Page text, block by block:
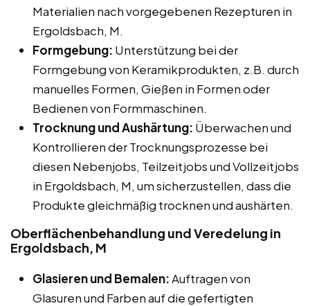
Materialien nach vorgegebenen Rezepturen in
Ergoldsbach, M.
Formgebung: Unterstützung bei der
Formgebung von Keramikprodukten, z.B. durch
manuelles Formen, Gießen in Formen oder
Bedienen von Formmaschinen.
Trocknung und Aushärtung: Überwachen und
Kontrollieren der Trocknungsprozesse bei
diesen Nebenjobs, Teilzeitjobs und Vollzeitjobs
in Ergoldsbach, M, um sicherzustellen, dass die
Produkte gleichmäßig trocknen und aushärten.
Oberflächenbehandlung und Veredelung in
Ergoldsbach, M
Glasieren und Bemalen:Auftragen von
Glasuren und Farben auf die gefertigten